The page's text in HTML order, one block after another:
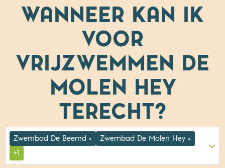
WANNEER KAN IK
VOOR
VRIJZWEMMEN DE
MOLEN HEY
TERECHT?
Zwembad De Beemd × Zwembad De Molen Hey ×
+1